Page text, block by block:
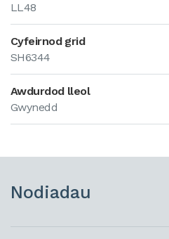
LL48
Cyfeirnod grid
SH6344
Awdurdod lleol
Gwynedd
Nodiadau